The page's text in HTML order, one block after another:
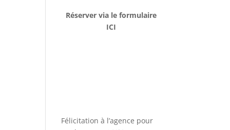
Réserver via le formulaire
ICI
Félicitation à l’agence pour